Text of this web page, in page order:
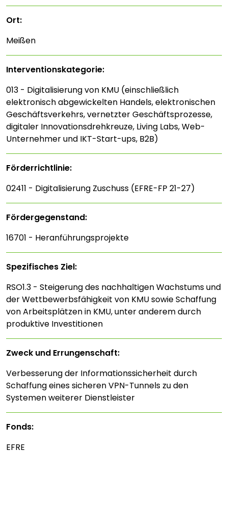
Ort:
Meißen
Interventions­kategorie:
013 - Digitalisierung von KMU (einschließlich
elektronisch abgewickelten Handels, elektronischen
Geschäftsverkehrs, vernetzter Geschäftsprozesse,
digitaler Innovationsdrehkreuze, Living Labs, Web-
Unternehmer und IKT-Start-ups, B2B)
Förderrichtlinie:
02411 - Digitalisierung Zuschuss (EFRE-FP 21-27)
Fördergegenstand:
16701 - Heranführungsprojekte
Spezifisches Ziel:
RSO1.3 - Steigerung des nachhaltigen Wachstums und
der Wettbewerbsfähigkeit von KMU sowie Schaffung
von Arbeitsplätzen in KMU, unter anderem durch
produktive Investitionen
Zweck und Errungenschaft:
Verbesserung der Informationssicherheit durch
Schaffung eines sicheren VPN-Tunnels zu den
Systemen weiterer Dienstleister
Fonds:
EFRE